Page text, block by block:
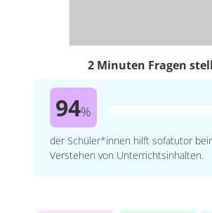
2 Minuten Fragen
94%
der Schüler*innen hilft sofatutor
Verstehen von Unterrichtsinhalten.